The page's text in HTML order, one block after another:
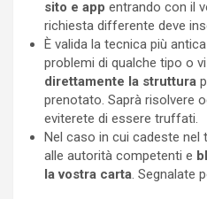
sito e app entrando con il
richiesta differente deve
È valida la tecnica più
problemi di qualche tipo o
direttamente la struttura
prenotato. Saprà risolvere
eviterete di essere truffati.
Nel caso in cui cadeste nel
alle autorità competenti e
la vostra carta. Segnalate